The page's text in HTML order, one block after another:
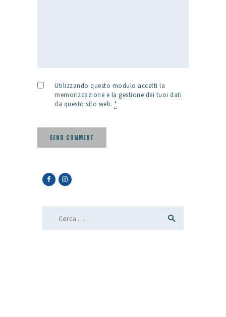
Utilizzando questo modulo accetti la
memorizzazione e la gestione dei tuoi dati
da questo sito web. *